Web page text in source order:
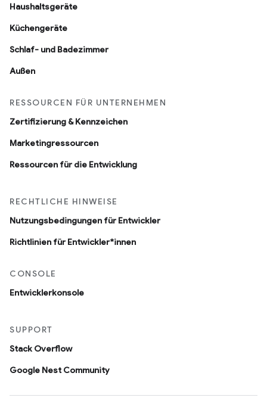
Haushaltsgeräte
Küchengeräte
Schlaf- und Badezimmer
Außen
RESSOURCEN FÜR UNTERNEHMEN
Zertifizierung & Kennzeichen
Marketingressourcen
Ressourcen für die Entwicklung
RECHTLICHE HINWEISE
Nutzungsbedingungen für Entwickler
Richtlinien für Entwickler*innen
CONSOLE
Entwicklerkonsole
SUPPORT
Stack Overflow
Google Nest Community